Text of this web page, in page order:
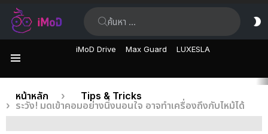
iMoD Drive Max Guard LUXESLA
เรื่อง
ล่าสุด
คุณอยู่ที่นี่:
หน้าหลัก
Tips & Tricks
ระวัง! มดเข้าคอมอย่างนิ่งนอนใจ อาจทำเครื่องถึงกับไหม้ได้